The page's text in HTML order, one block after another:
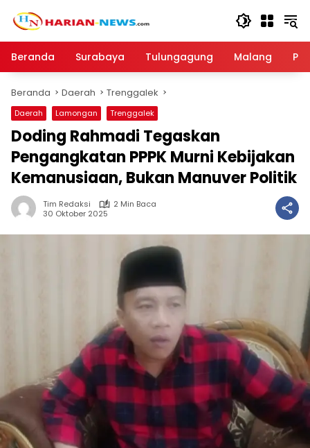
Beranda
Surabaya Tulungagung Malang
Beranda Daerah Trenggalek
Daerah Lamongan Trenggalek
Doding Rahmadi Tegaskan
Pengangkatan PPPK Murni Kebijakan
Kemanusiaan, Bukan Manuver Politik
Tim Redaksi
2 Min Baca
30 Oktober 2025